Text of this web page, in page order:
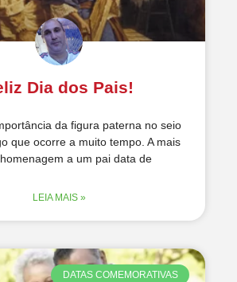
Dia dos Pais!
da figura paterna no seio
que ocorre a muito tempo. A mais
a um pai data de
LEIA MAIS »
DATAS COMEMORATIVAS